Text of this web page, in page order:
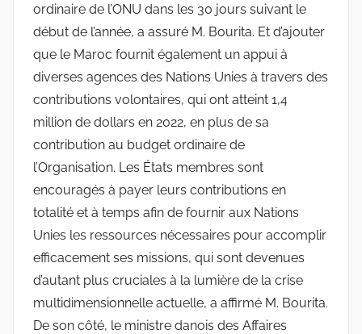
ordinaire de l’ONU dans les 30 jours suivant le
début de l’année, a assuré M. Bourita. Et d’ajouter
que le Maroc fournit également un appui à
diverses agences des Nations Unies à travers des
contributions volontaires, qui ont atteint 1,4
million de dollars en 2022, en plus de sa
contribution au budget ordinaire de
l’Organisation. Les États membres sont
encouragés à payer leurs contributions en
totalité et à temps afin de fournir aux Nations
Unies les ressources nécessaires pour accomplir
efficacement ses missions, qui sont devenues
d’autant plus cruciales à la lumière de la crise
multidimensionnelle actuelle, a affirmé M. Bourita.
De son côté, le ministre danois des Affaires